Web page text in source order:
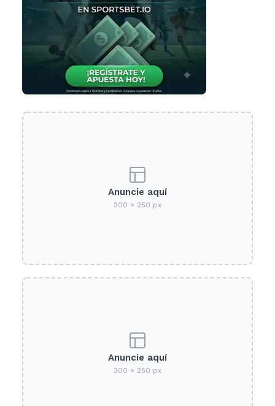
Anuncie aquí
300 × 250 px
Anuncie aquí
300 × 250 px